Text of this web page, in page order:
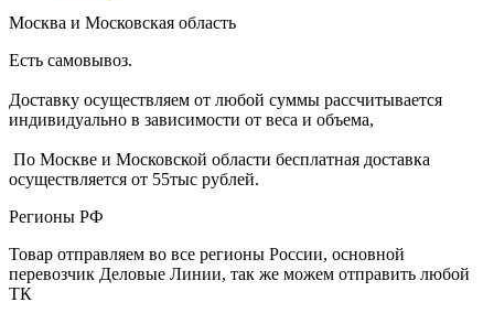
Москва и Московская область
Есть самовывоз.
Доставку осуществляем от любой суммы рассчитывается
индивидуально в зависимости от веса и объема,
По Москве и Московской области бесплатная доставка
осуществляется от 55тыс рублей.
Регионы РФ
Товар отправляем во все регионы России, основной
перевозчик Деловые Линии, так же можем отправить любой
ТК